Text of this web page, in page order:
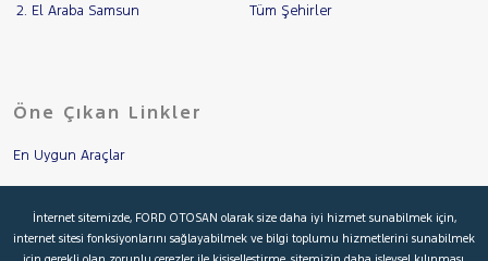
2. El Araba Samsun Tüm Şehirler
Öne Çıkan Linkler
En Uygun Araçlar
İkinci El Garanti
İnternet sitemizde, FORD OTOSAN olarak size daha iyi hizmet sunabilmek için,
internet sitesi fonksiyonlarını sağlayabilmek ve bilgi toplumu hizmetlerini sunabilmek